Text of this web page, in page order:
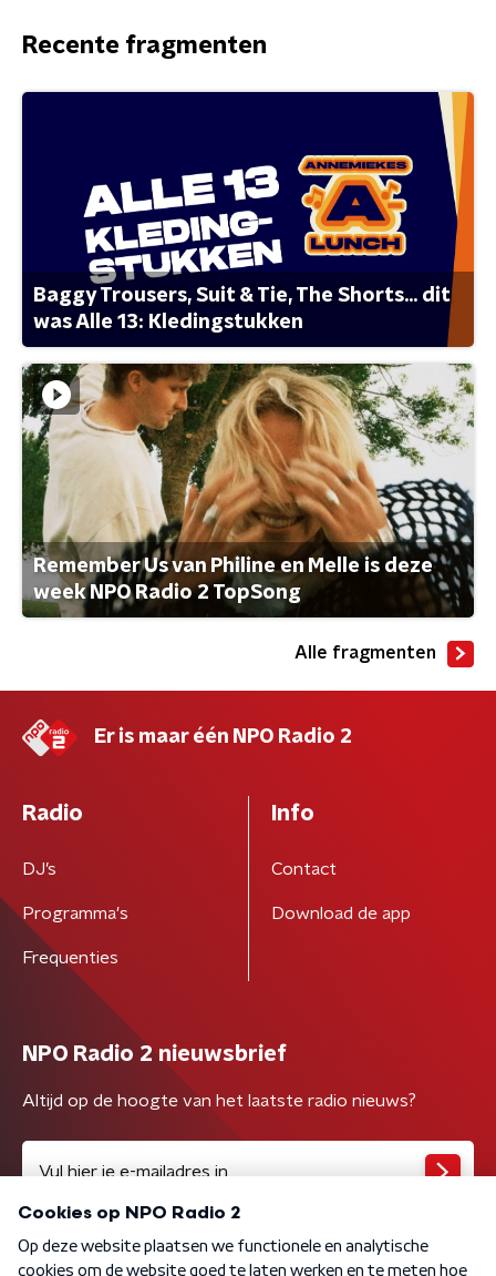
Recente fragmenten
Baggy Trousers, Suit & Tie, The Shorts... dit
was Alle 13: Kledingstukken
Remember Us van Philine en Melle is deze
week NPO Radio 2 TopSong
Alle fragmenten
Er is maar één NPO Radio 2
Radio
DJ’s
Programma's
Frequenties
Info
Contact
Download de app
NPO Radio 2 nieuwsbrief
Altijd op de hoogte van het laatste radio nieuws?